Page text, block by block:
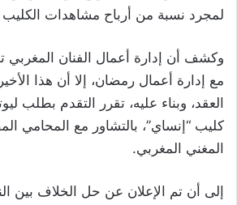
لمجرد نسبة من أرباح مشاهدات
وكشف أن إدارة أعمال الفنان
مع إدارة أعمال رمضان، إلا أن هذا
العقد، وبناء عليه، تقرر التقدم بطلب
كليب “إنساي”، بالتشاور مع المحامي
المغني المغربي.
إلى أن تم الإعلان عن حل الخلاف بين